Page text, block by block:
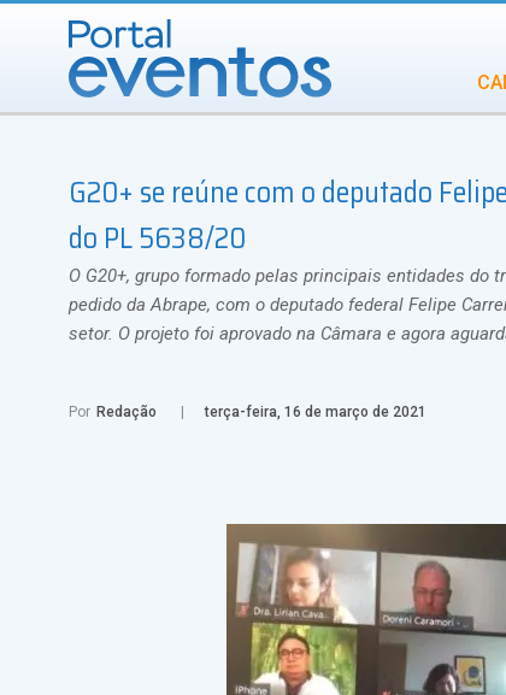
INCENTIVOS
G20+ se reúne com o deputado
do PL 5638/20
O G20+, grupo formado pelas principais entidades
pedido da Abrape, com o deputado federal Felipe
setor. O projeto foi aprovado na Câmara e agora
Por Redação terça-feira, 16 de março de 2021